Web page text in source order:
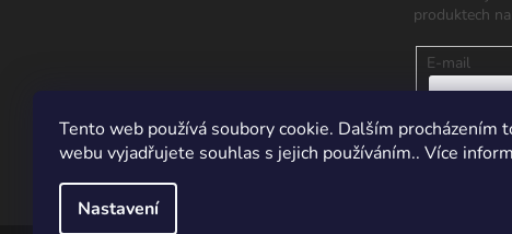
Tento web používá soubory cookie. Dalším procházením
webu vyjadřujete souhlas s jejich používáním.. Více
Nastavení
produktech
E-mail
údajů